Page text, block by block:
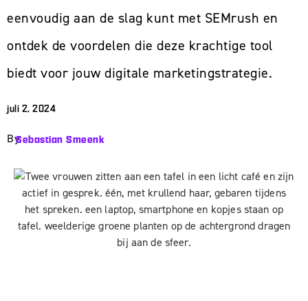
eenvoudig aan de slag kunt met SEMrush en
ontdek de voordelen die deze krachtige tool
biedt voor jouw digitale marketingstrategie.
juli 2, 2024
BySebastian Smeenk